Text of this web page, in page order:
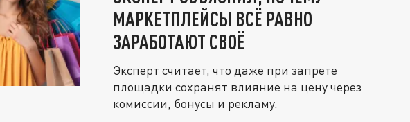
МАРКЕТПЛЕЙСЫ ВСЁ РАВНО
ЗАРАБОТАЮТ СВОЁ
Эксперт считает, что даже при запрете
площадки сохранят влияние на цену через
комиссии, бонусы и рекламу.